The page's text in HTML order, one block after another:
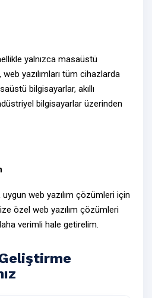
yalnızca masaüstü
web yazılımları tüm cihazlarda
bilgisayarlar, akıllı
bilgisayarlar üzerinden
web yazılım çözümleri için
özel web yazılım çözümleri
verimli hale getirelim.
Geliştirme